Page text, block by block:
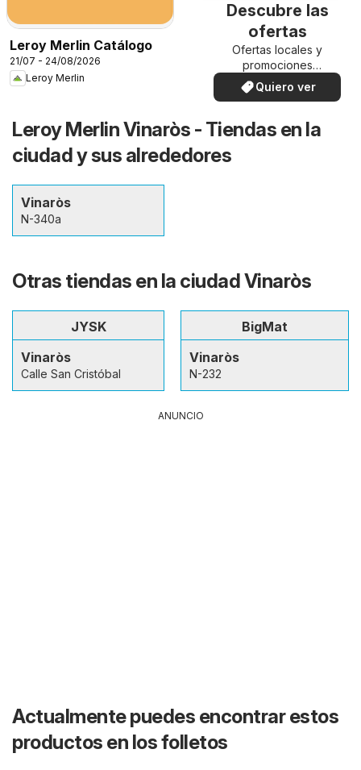
Leroy Merlin Catálogo
21/07 - 24/08/2026
Leroy Merlin
Descubre las
ofertas
Ofertas locales y
promociones
especiales.
Quiero ver
Leroy Merlin Vinaròs - Tiendas en la
ciudad y sus alrededores
Vinaròs
N-340a
Otras tiendas en la ciudad Vinaròs
JYSK
Vinaròs
Calle San Cristóbal
BigMat
Vinaròs
N-232
ANUNCIO
Actualmente puedes encontrar estos
productos en los folletos